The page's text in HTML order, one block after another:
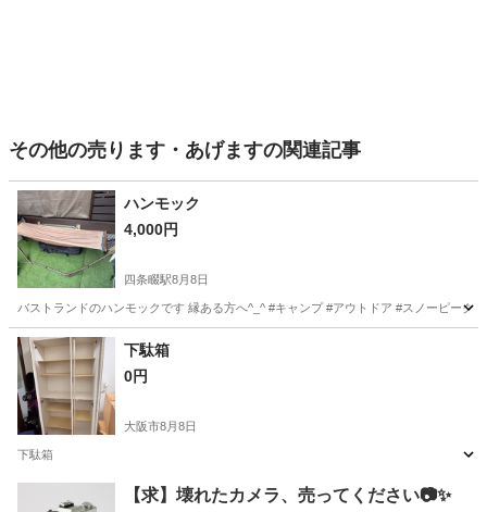
その他の売ります・あげますの関連記事
ハンモック
4,000円
四条畷駅8月8日
バストランドのハンモックです 縁ある方へ^_^ #キャンプ #アウトドア #スノーピーク
大阪 四條畷市 四条畷駅
下駄箱
0円
大阪市8月8日
下駄箱
その他 下駄箱
【求】壊れたカメラ、売ってください📷✨